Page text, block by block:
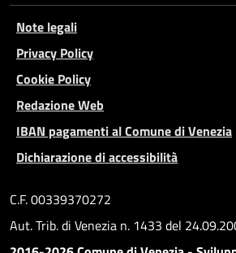
Note legali
Privacy Policy
Cookie Policy
Redazione Web
IBAN pagamenti al Comune di Venezia
Dichiarazione di accessibilità
C.F. 00339370272
Aut. Trib. di Venezia n. 1433 del